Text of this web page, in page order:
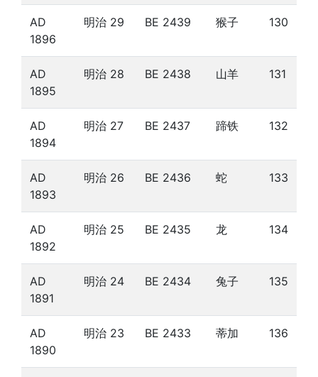
AD
1896
明治 29 BE 2439 猴子 130
AD
1895
明治 28 BE 2438 山羊 131
AD
1894
明治 27 BE 2437 蹄铁 132
AD
1893
明治 26 BE 2436 蛇 133
AD
1892
明治 25 BE 2435 龙 134
AD
1891
明治 24 BE 2434 兔子 135
AD
1890
明治 23 BE 2433 蒂加 136